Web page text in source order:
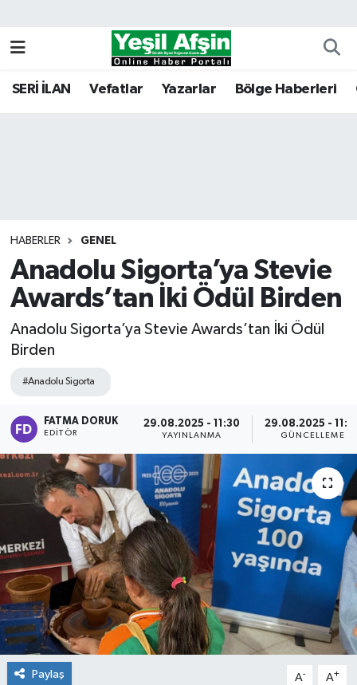
SERİ İLAN Vefatlar Yazarlar Bölge Haberleri
HABERLER GENEL
Anadolu Sigorta’ya Stevie
Awards’tan İki Ödül Birden
Anadolu Sigorta’ya Stevie Awards’tan İki Ödül
Birden
#Anadolu Sigorta
FATMA DORUK
EDITÖR
29.08.2025 - 11:30
YAYINLANMA
29.08.2025 -
GÜNCELLEME
Paylaş A- A+
Kahramanmaraş Nöbetçi Eczaneler
Tüm Manşetler
Son Dakika Haberleri
Haber Arşivi